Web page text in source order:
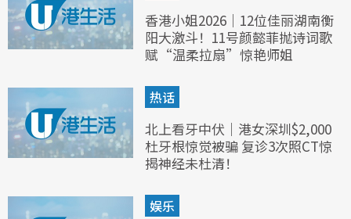
香港小姐2026｜12位佳丽湖南衡
阳大激斗！11号颜懿菲抛诗词歌
赋“温柔拉扇”惊艳师姐
热话
北上看牙中伏｜港女深圳$2,000
杜牙根惊觉被骗 复诊3次照CT惊
揭神经未杜清！
娱乐